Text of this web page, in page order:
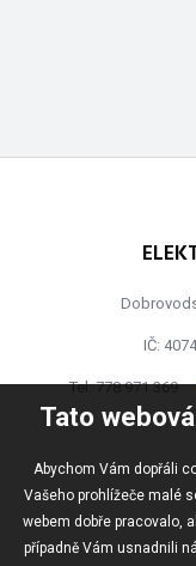
Tato
Abychom Vám dopřáli
Vašeho prohlížeče malé
webem dobře pracovalo,
případně Vám usnadnili
IČ:
Tel:778 971 369